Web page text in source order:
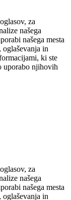
za
našega
našega mesta
in
ki ste
uporabo njihovih
za
našega
našega mesta
in